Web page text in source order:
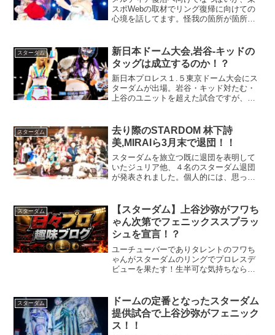
スポWebの取材でリング復帰に向けての
心境を話してます。怪我の箇所が箇所だ
す。プロレスラーとは比べるべくもない
ですが、私も頸椎を少し損...
スターダム
新日本ドーム大会,岩谷-キッドの
タッグは成立するのか！？
新日本プロレス１.５東京ドーム大会にス
ターダムが出場。岩谷・キッド対たむ・
上谷のユニットを超えた試合ですが、果
スターダム
去り際のSTARDOM 林下詩
美,MIRAIら3月末で退団！！
スターダムを旅立つ既に退団を表明して
いたジュリア他、４名のスターダム退団
が発表されました。個人的には、思って
ブ・スターダム(赤いベルト)に戴冠、東ス
ポ女子プロレス大賞も受...
スターダム
【スターダム】上谷沙弥がフワち
ゃん次第でフェニックススプラッ
シュを宣言！？
ユーチューバーでありタレントのフワち
ゃんがスターダムのリングでプロレスデ
ビューを果たす！生半可な気持ちなら、
る！？
スターダム
ドームの定番となったスターダム
提供試合で上谷沙弥がフェニック
ス！！